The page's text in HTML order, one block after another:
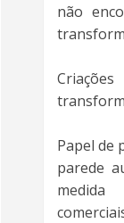
não
Papel de
parede
medida